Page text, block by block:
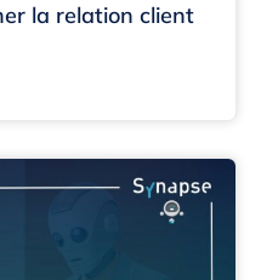
la relation client